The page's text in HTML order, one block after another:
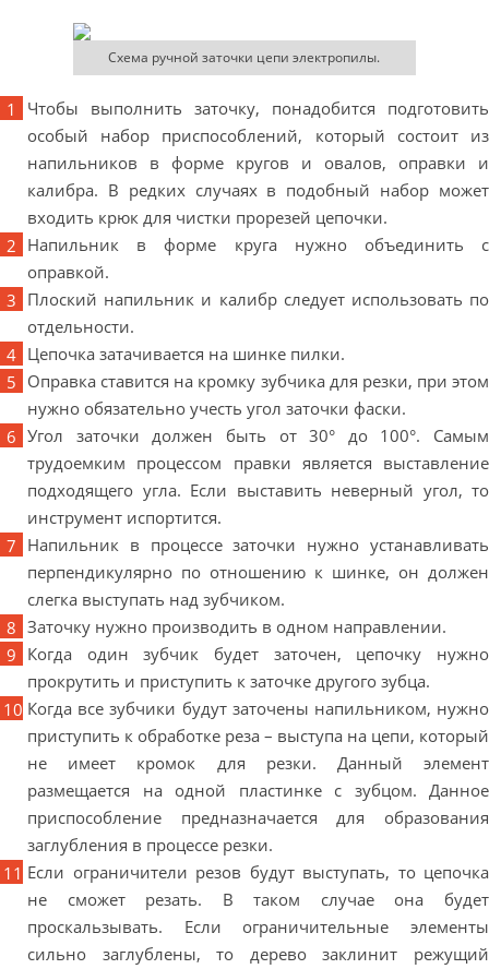
Схема ручной заточки цепи электропилы.
Чтобы выполнить заточку, понадобится подготовить
особый набор приспособлений, который состоит из
напильников в форме кругов и овалов, оправки и
калибра. В редких случаях в подобный набор может
входить крюк для чистки прорезей цепочки.
Напильник в форме круга нужно объединить с
оправкой.
Плоский напильник и калибр следует использовать по
отдельности.
Цепочка затачивается на шинке пилки.
Оправка ставится на кромку зубчика для резки, при этом
нужно обязательно учесть угол заточки фаски.
Угол заточки должен быть от 30° до 100°. Самым
трудоемким процессом правки является выставление
подходящего угла. Если выставить неверный угол, то
инструмент испортится.
Напильник в процессе заточки нужно устанавливать
перпендикулярно по отношению к шинке, он должен
слегка выступать над зубчиком.
Заточку нужно производить в одном направлении.
Когда один зубчик будет заточен, цепочку нужно
прокрутить и приступить к заточке другого зубца.
Когда все зубчики будут заточены напильником, нужно
приступить к обработке реза – выступа на цепи, который
не имеет кромок для резки. Данный элемент
размещается на одной пластинке с зубцом. Данное
приспособление предназначается для образования
заглубления в процессе резки.
Если ограничители резов будут выступать, то цепочка
не сможет резать. В таком случае она будет
проскальзывать. Если ограничительные элементы
сильно заглублены, то дерево заклинит режущий